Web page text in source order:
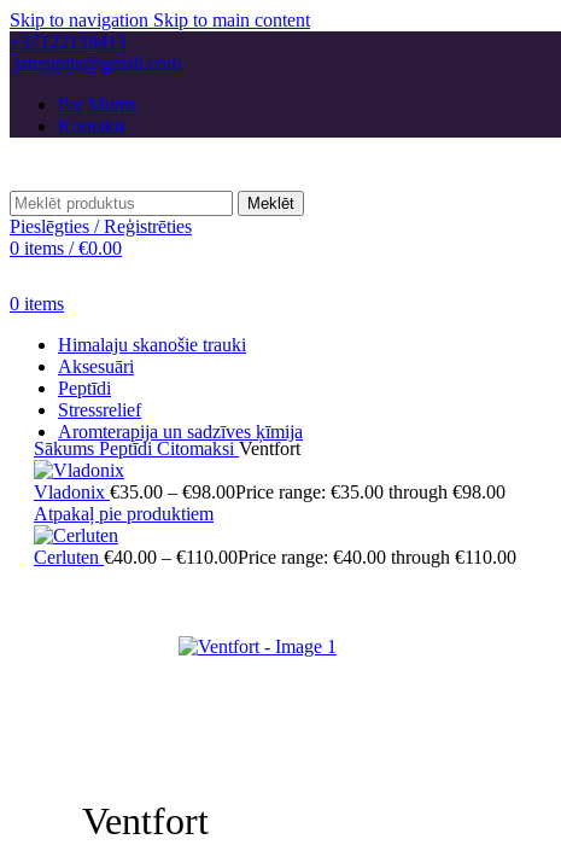
Skip to navigation Skip to main content
+37122159413
jaterapija@gmail.com
Par Mums
Kontakti
Meklēt
Pieslēgties / Reģistrēties
0 items / €0.00
0 items
Himalaju skanošie trauki
Aksesuāri
Peptīdi
Stressrelief
Aromterapija un sadzīves ķīmija
Sākums Peptīdi Citomaksi Ventfort
Vladonix €35.00 – €98.00Price range: €35.00 through €98.00
Atpakaļ pie produktiem
Cerluten €40.00 – €110.00Price range: €40.00 through €110.00
Ventfort